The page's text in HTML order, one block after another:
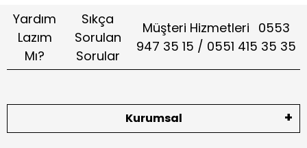
Yardım
Lazım
Mı?
Sıkça
Sorulan
Sorular
Müşteri Hizmetleri 0553
947 35 15 / 0551 415 35 35
Kurumsal